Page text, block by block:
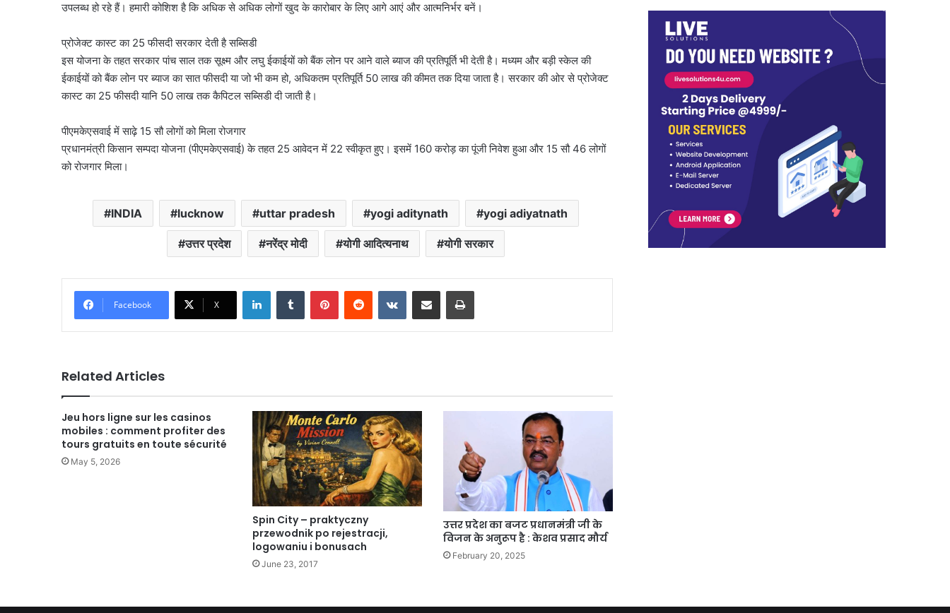
उपलब्ध हो रहे हैं। हमारी कोशिश है कि अधिक से अधिक लोगों खुद के कारोबार के लिए आगे आएं और आत्मनिर्भर बनें।
प्रोजेक्ट कास्ट का 25 फीसदी सरकार देती है सब्सिडी
इस योजना के तहत सरकार पांच साल तक सूक्ष्म और लघु ईकाईयों को बैंक लोन पर आने वाले ब्याज की प्रतिपूर्ति भी देती है। मध्यम और बड़ी स्केल की
ईकाईयों को बैंक लोन पर ब्याज का सात फीसदी या जो भी कम हो, अधिकतम प्रतिपूर्ति 50 लाख की कीमत तक दिया जाता है। सरकार की ओर से प्रोजेक्ट
कास्ट का 25 फीसदी यानि 50 लाख तक कैपिटल सब्सिडी दी जाती है।
पीएमकेएसवाई में साढ़े 15 सौ लोगों को मिला रोजगार
प्रधानमंत्री किसान सम्पदा योजना (पीएमकेएसवाई) के तहत 25 आवेदन में 22 स्वीकृत हुए। इसमें 160 करोड़ का पूंजी निवेश हुआ और 15 सौ 46 लोगों
को रोजगार मिला।
INDIA lucknow uttar pradesh yogi aditynath yogi adiyatnath
उत्तर प्रदेश नरेंद्र मोदी योगी आदित्यनाथ योगी सरकार
Facebook X
LinkedInTumblr PinterestReddit VKontakteShare via Email Print
Related Articles
Jeu hors ligne sur les casinos
mobiles : comment profiter des
tours gratuits en toute sécurité
May 5, 2026
Spin City – praktyczny
przewodnik po rejestracji,
logowaniu i bonusach
June 23, 2017
उत्तर प्रदेश का बजट प्रधानमंत्री जी के
विजन के अनुरूप है : केशव प्रसाद मौर्य
February 20, 2025